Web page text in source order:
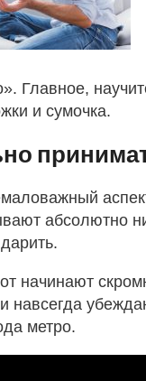
Главное,
и сумочка.
абсолютно
начинают
навсегда
метро.